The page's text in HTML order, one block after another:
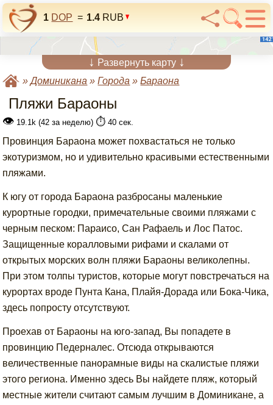
1 DOP = 1.4 RUB
↓ Развернуть карту ↓
»Доминикана »Города »Бараона
Пляжи Бараоны
👁 19.1k (42 за неделю) ⏱️ 40 сек.
Провинция Бараона может похвастаться не только
экотуризмом, но и удивительно красивыми естественными
пляжами.
К югу от города Бараона разбросаны маленькие
курортные городки, примечательные своими пляжами с
черным песком: Параисо, Сан Рафаель и Лос Патос.
Защищенные коралловыми рифами и скалами от
открытых морских волн пляжи Бараоны великолепны.
При этом толпы туристов, которые могут повстречаться на
курортах вроде Пунта Кана, Плайя-Дорада или Бока-Чика,
здесь попросту отсутствуют.
Проехав от Бараоны на юго-запад, Вы попадете в
провинцию Педерналес. Отсюда открываются
величественные панорамные виды на скалистые пляжи
этого региона. Именно здесь Вы найдете пляж, который
местные жители считают самым лучшим в Доминикане, а